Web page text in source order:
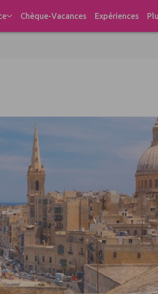
Chèque-Vacances Expériences